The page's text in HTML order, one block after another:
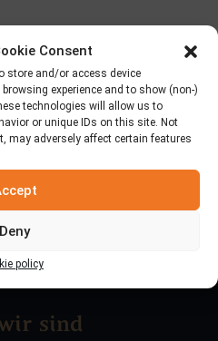
Consent
store and/or access device
experience and to show (non-)
technologies will allow us to
or unique IDs on this site. Not
may adversely affect certain features
Deny
policy
sind